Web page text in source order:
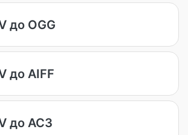
до OGG
до AIFF
до AC3